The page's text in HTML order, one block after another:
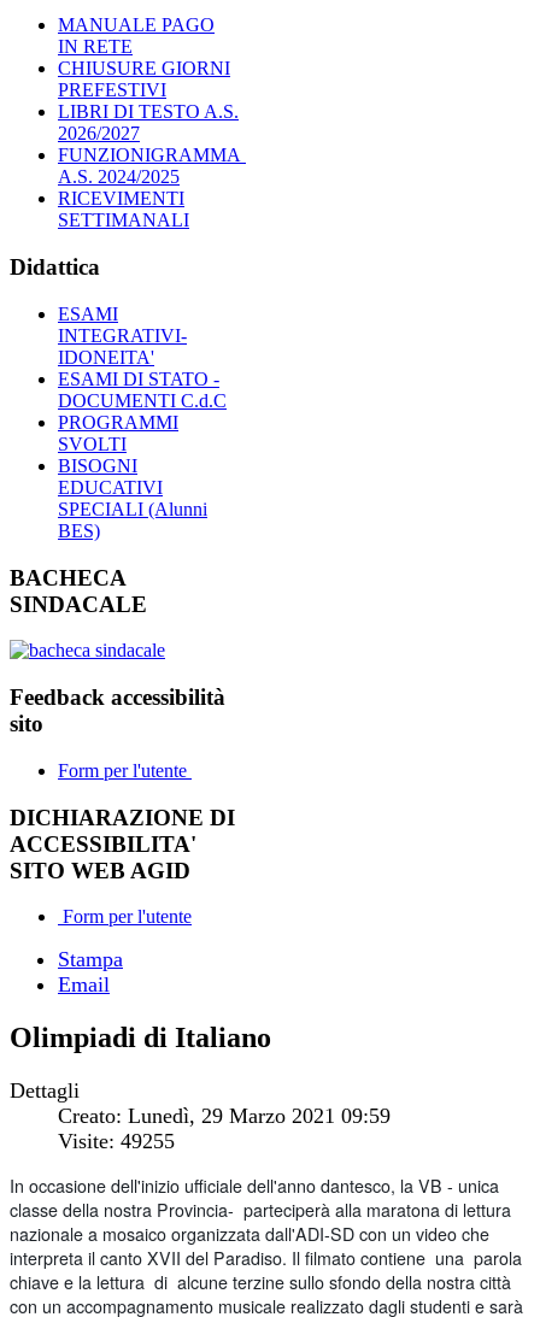
MANUALE PAGO
IN RETE
CHIUSURE GIORNI
PREFESTIVI
LIBRI DI TESTO A.S.
2026/2027
FUNZIONIGRAMMA
A.S. 2024/2025
RICEVIMENTI
SETTIMANALI
Didattica
ESAMI
INTEGRATIVI-
IDONEITA'
ESAMI DI STATO -
DOCUMENTI C.d.C
PROGRAMMI
SVOLTI
BISOGNI
EDUCATIVI
SPECIALI (Alunni
BES)
BACHECA
SINDACALE
Feedback accessibilità
sito
Form per l'utente
DICHIARAZIONE DI
ACCESSIBILITA'
SITO WEB AGID
Form per l'utente
Stampa
Email
Olimpiadi di Italiano
Dettagli
Creato: Lunedì, 29 Marzo 2021 09:59
Visite: 49255
In occasione dell'inizio ufficiale dell'anno dantesco, la VB - unica
classe della nostra Provincia- parteciperà alla maratona di lettura
nazionale a mosaico organizzata dall'ADI-SD con un video che
interpreta il canto XVII del Paradiso. Il filmato contiene una parola
chiave e la lettura di alcune terzine sullo sfondo della nostra città
con un accompagnamento musicale realizzato dagli studenti e sarà